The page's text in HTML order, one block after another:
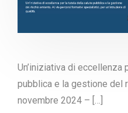
Un’iniziativa di eccellenza
pubblica e la gestione del
novembre 2024 – […]